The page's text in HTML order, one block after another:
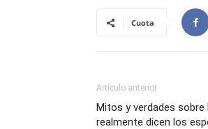
Cuota
Artículo anterior
Mitos y verdades sobre
realmente dicen los